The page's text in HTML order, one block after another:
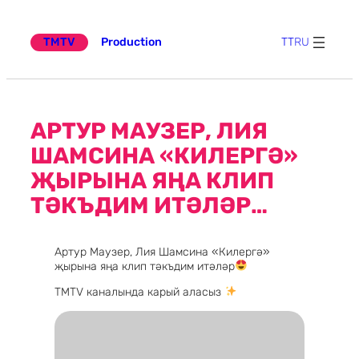
TMTV
Production TTRU
АРТУР МАУЗЕР, ЛИЯ
ШАМСИНА «КИЛЕРГӘ»
ҖЫРЫНА ЯҢА КЛИП
ТӘКЪДИМ ИТӘЛӘР…
Артур Маузер, Лия Шамсина «Килергә»
җырына яңа клип тәкъдим итәләр
TMTV каналында карый аласыз